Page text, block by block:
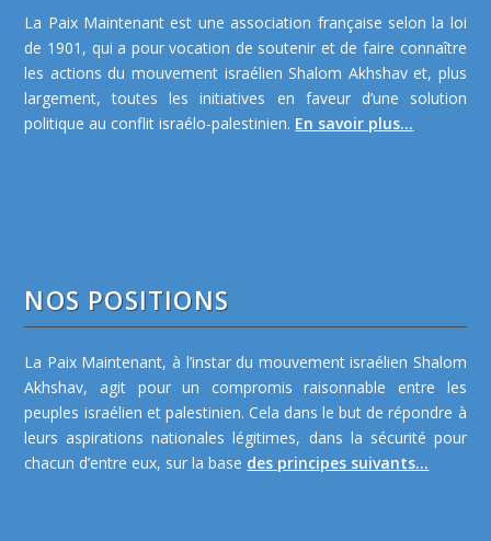
La Paix Maintenant est une association française selon la loi
de 1901, qui a pour vocation de soutenir et de faire connaître
les actions du mouvement israélien Shalom Akhshav et, plus
largement, toutes les initiatives en faveur d’une solution
politique au conflit israélo-palestinien. En savoir plus...
NOS POSITIONS
La Paix Maintenant, à l’instar du mouvement israélien Shalom
Akhshav, agit pour un compromis raisonnable entre les
peuples israélien et palestinien. Cela dans le but de répondre à
leurs aspirations nationales légitimes, dans la sécurité pour
chacun d’entre eux, sur la base des principes suivants...